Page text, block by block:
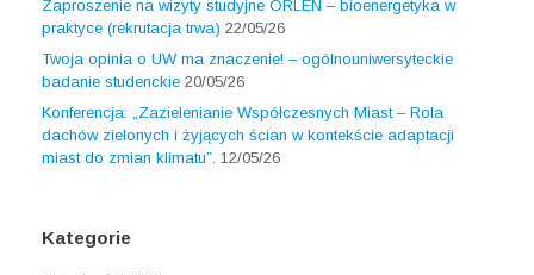
Zaproszenie na wizyty studyjne ORLEN – bioenergetyka w
praktyce (rekrutacja trwa) 22/05/26
Twoja opinia o UW ma znaczenie! – ogólnouniwersyteckie
badanie studenckie 20/05/26
Konferencja: „Zazielenianie Współczesnych Miast – Rola
dachów zielonych i żyjących ścian w kontekście adaptacji
miast do zmian klimatu”. 12/05/26
Kategorie